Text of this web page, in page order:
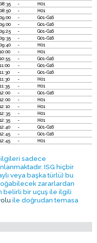
08:35 -
H01
08:50 -
H01
09:00 -
G01-G16
09:00 -
G01-G16
09:25 -
G01-G16
09:35 -
G01-G16
09:40 -
H01
10:00 -
H01
10:55 -
G01-G16
11:00 -
G01-G16
11:30 -
G01-G16
11:30 -
H01
11:35 -
H01
12:00 -
G01-G16
12:00 -
H01
12:10 -
H01
12:35 -
H01
12:35 -
H01
12:40 -
G01-G16
12:45 -
G01-G16
12:45 - H01
sadece
ISG hiçbir
veya başka türlü) bu
zararlardan
belirli bir uçuş ile ilgili
ile doğrudan temasa